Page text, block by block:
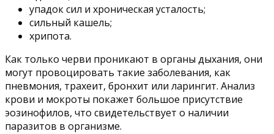
упадок сил и хроническая усталость;
сильный кашель;
хрипота.
Как только черви проникают в органы дыхания, они
могут провоцировать такие заболевания, как
пневмония, трахеит, бронхит или ларингит. Анализ
крови и мокроты покажет большое присутствие
эозинофилов, что свидетельствует о наличии
паразитов в организме.